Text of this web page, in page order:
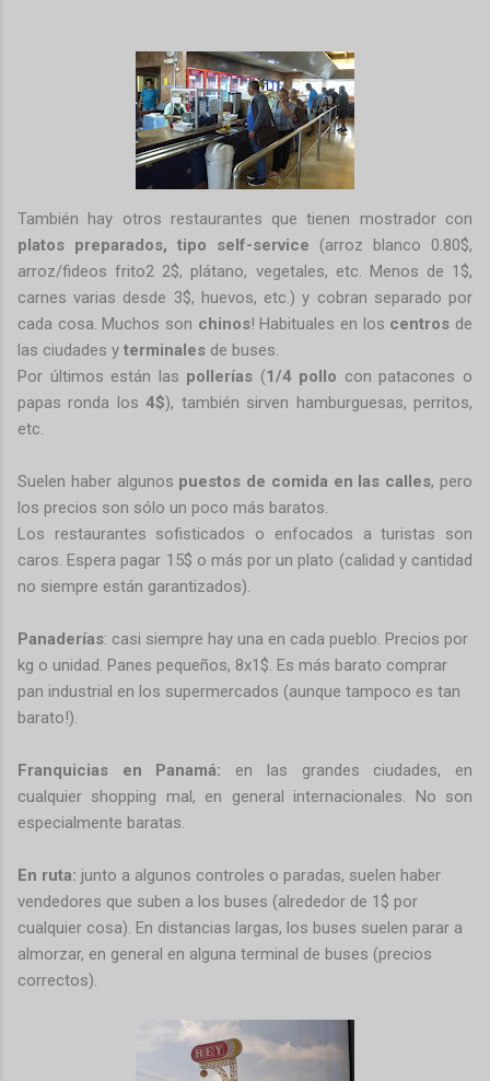
También hay otros restaurantes que tienen mostrador con
platos preparados, tipo self-service (arroz blanco 0.80$,
arroz/fideos frito2 2$, plátano, vegetales, etc. Menos de 1$,
carnes varias desde 3$, huevos, etc.) y cobran separado por
cada cosa. Muchos son chinos! Habituales en los centros de
las ciudades y terminales de buses.
Por últimos están las pollerías (1/4 pollo con patacones o
papas ronda los4$), también sirven hamburguesas, perritos,
etc.
Suelen haber algunos puestos de comida en las calles, pero
los precios son sólo un poco más baratos.
Los restaurantes sofisticados o enfocados a turistas son
caros. Espera pagar 15$ o más por un plato (calidad y cantidad
no siempre están garantizados).
Panaderías: casi siempre hay una en cada pueblo. Precios por
kg o unidad. Panes pequeños, 8x1$. Es más barato comprar
pan industrial en los supermercados (aunque tampoco es tan
barato!).
Franquicias en Panamá: en las grandes ciudades, en
cualquier shopping mal, en general internacionales. No son
especialmente baratas.
En ruta: junto a algunos controles o paradas, suelen haber
vendedores que suben a los buses (alrededor de 1$ por
cualquier cosa). En distancias largas, los buses suelen parar a
almorzar, en general en alguna terminal de buses (precios
correctos).